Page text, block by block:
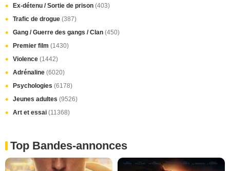
Ex-détenu / Sortie de prison (403)
Trafic de drogue (387)
Gang / Guerre des gangs / Clan (450)
Premier film (1430)
Violence (1442)
Adrénaline (6020)
Psychologies (6178)
Jeunes adultes (9526)
Art et essai (11368)
Top Bandes-annonces